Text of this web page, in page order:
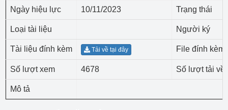
Ngày hiệu lực 10/11/2023 Trạng thái
Loại tài liệu Người ký
Tài liệu đính kèm Tải về tại đây File đính kèm
Số lượt xem 4678 Số lượt tải về
Mô tả